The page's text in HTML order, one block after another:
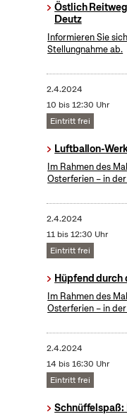
Östlich
Deutz
Informieren Sie
Stellungnahme ab.
2.4.2024
10 bis 12:30 Uhr
Eintritt frei
Luftballon-
Im Rahmen des
Osterferien – in
2.4.2024
11 bis 12:30 Uhr
Eintritt frei
Hüpfend durch
Im Rahmen des
Osterferien – in
2.4.2024
14 bis 16:30 Uhr
Eintritt frei
Schnüffelspaß: